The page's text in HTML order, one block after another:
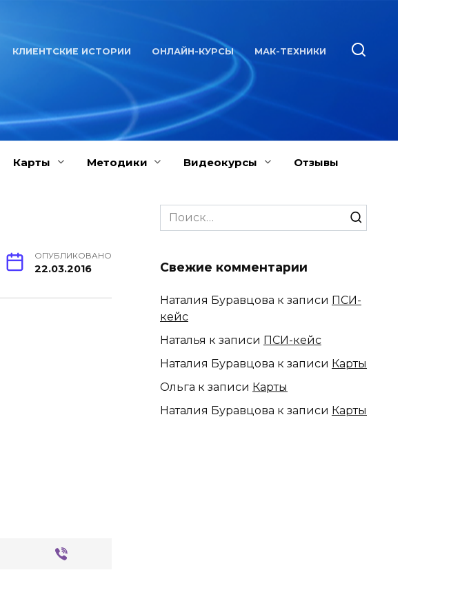
КЛИЕНТСКИЕ ИСТОРИИ ОНЛАЙН-КУРСЫ МАК-ТЕХНИКИ
Карты Методики Видеокурсы Отзывы
ОПУБЛИКОВАНО
22.03.2016
Search
for:
Свежие комментарии
Наталия Буравцова к записи ПСИ-
кейс
Наталья к записи ПСИ-кейс
Наталия Буравцова к записи Карты
Ольга к записи Карты
Наталия Буравцова к записи Карты